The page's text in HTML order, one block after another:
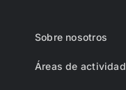
Sobre nosotros
Áreas de actividad